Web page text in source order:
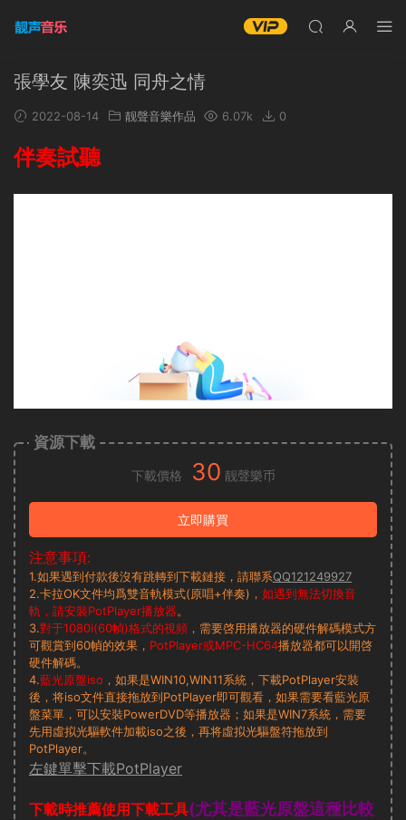
張學友 陳奕迅 同舟之情
2022-08-14 靓聲音樂作品 6.07k 0
伴奏試聽
資源下載
下載價格 30 靓聲樂币
立即購買
注意事項:
1.如果遇到付款後沒有跳轉到下載鏈接，請聯系QQ121249927
2.卡拉OK文件均爲雙音軌模式(原唱+伴奏)， 如遇到無法切換音
軌，請安裝PotPlayer播放器。
3.對于1080i(60幀)格式的視頻 ，需要啓用播放器的硬件解碼模式方
可觀賞到60幀的效果， PotPlayer或MPC-HC64播放器都可以開啓
硬件解碼。
4.藍光原盤iso ，如果是WIN10,WIN11系統，下載PotPlayer安裝
後，将iso文件直接拖放到PotPlayer即可觀看，如果需要看藍光原
盤菜單，可以安裝PowerDVD等播放器；如果是WIN7系統，需要
先用虛拟光驅軟件加載iso之後，再将虛拟光驅盤符拖放到
PotPlayer。
左鍵單擊下載PotPlayer
下載時推薦使用下載工具(尤其是藍光原盤這種比較